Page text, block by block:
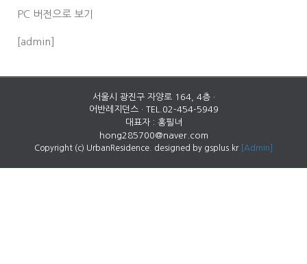
PC 버전으로 보기
[admin]
서울시 광진구 자양로 164, 4층 ·
어반레지던스 · TEL.02-454-5949
대표자 : 홍필녀
hong285700@naver.com
Copyright (c) UrbanResidence. designed by gsplus.kr [Admin]